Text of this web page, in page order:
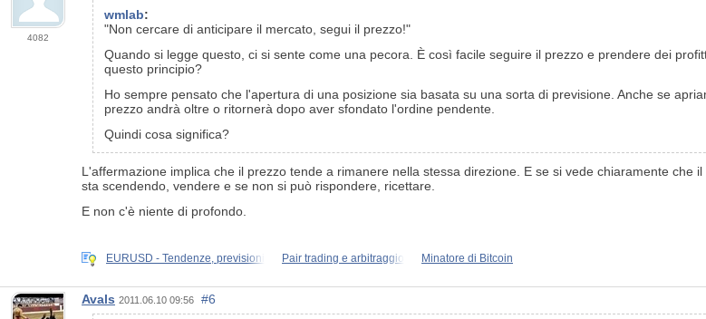
4082
wmlab:
"Non cercare di anticipare il mercato, segui il prezzo!"
Quando si legge questo, ci si sente come una pecora. È così facile seguire il prezzo e prendere dei
questo principio?
Ho sempre pensato che l'apertura di una posizione sia basata su una sorta di previsione. Anche se
prezzo andrà oltre o ritornerà dopo aver sfondato l'ordine pendente.
Quindi cosa significa?
L'affermazione implica che il prezzo tende a rimanere nella stessa direzione. E se si vede chiaramente
sta scendendo, vendere e se non si può rispondere, ricettare.
E non c'è niente di profondo.
EURUSD - Tendenze, previsioni Pair trading e arbitraggio Minatore di Bitcoin
Avals 2011.06.10 09:56 #6